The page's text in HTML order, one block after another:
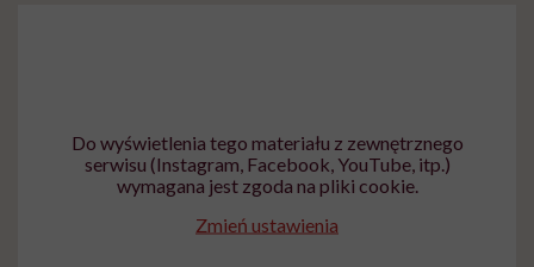
Do wyświetlenia tego materiału z zewnętrznego
serwisu (Instagram, Facebook, YouTube, itp.)
wymagana jest zgoda na pliki cookie.
Zmień ustawienia